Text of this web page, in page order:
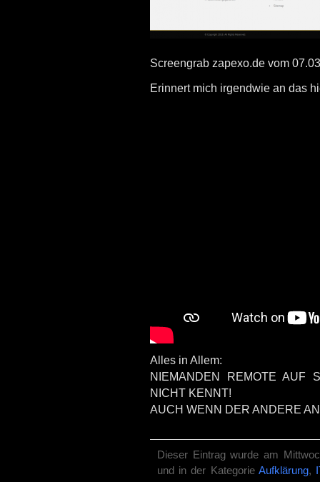
Screengrab zapexo.de vom
Erinnert mich irgendwie an das
Alles in Allem:
NIEMANDEN REMOTE AUF
NICHT KENNT!
AUCH WENN DER ANDERE
Dieser Eintrag wurde am
und in der Kategorie Aufklärung,